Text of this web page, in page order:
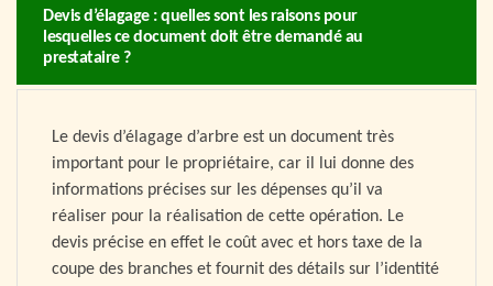
Devis d’élagage : quelles sont les raisons pour
lesquelles ce document doit être demandé au
prestataire ?
Le devis d’élagage d’arbre est un document très
important pour le propriétaire, car il lui donne des
informations précises sur les dépenses qu’il va
réaliser pour la réalisation de cette opération. Le
devis précise en effet le coût avec et hors taxe de la
coupe des branches et fournit des détails sur l’identité